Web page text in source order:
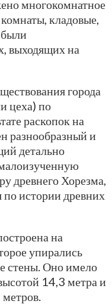
многокомнатное
кладовые,
выходящих на
города
цеха) по
раскопок на
разнообразный и
детально
древнего Хорезма,
по истории древних
на
упирались
стены. Оно имело
14,3 метра и